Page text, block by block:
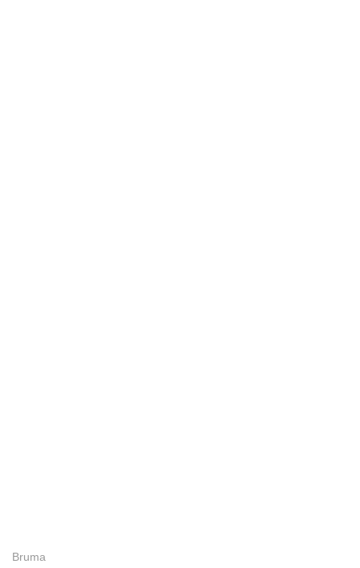
Bruma